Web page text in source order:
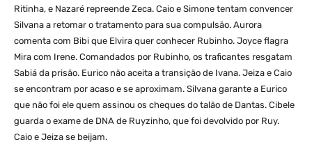
Ritinha, e Nazaré repreende Zeca. Caio e Simone tentam convencer
Silvana a retomar o tratamento para sua compulsão. Aurora
comenta com Bibi que Elvira quer conhecer Rubinho. Joyce flagra
Mira com Irene. Comandados por Rubinho, os traficantes resgatam
Sabiá da prisão. Eurico não aceita a transição de Ivana. Jeiza e Caio
se encontram por acaso e se aproximam. Silvana garante a Eurico
que não foi ele quem assinou os cheques do talão de Dantas. Cibele
guarda o exame de DNA de Ruyzinho, que foi devolvido por Ruy.
Caio e Jeiza se beijam.